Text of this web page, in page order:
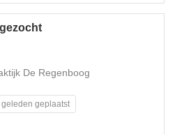
De Regenboog
geplaatst